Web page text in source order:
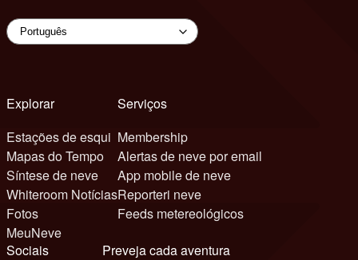
Explorar
Estações de esqui
Mapas do Tempo
Síntese de neve
Whiteroom Notícias
Fotos
MeuNeve
Serviços
Membership
Alertas de neve por email
App mobile de neve
Reporteri neve
Feeds metereológicos
Sociais
Preveja cada aventura